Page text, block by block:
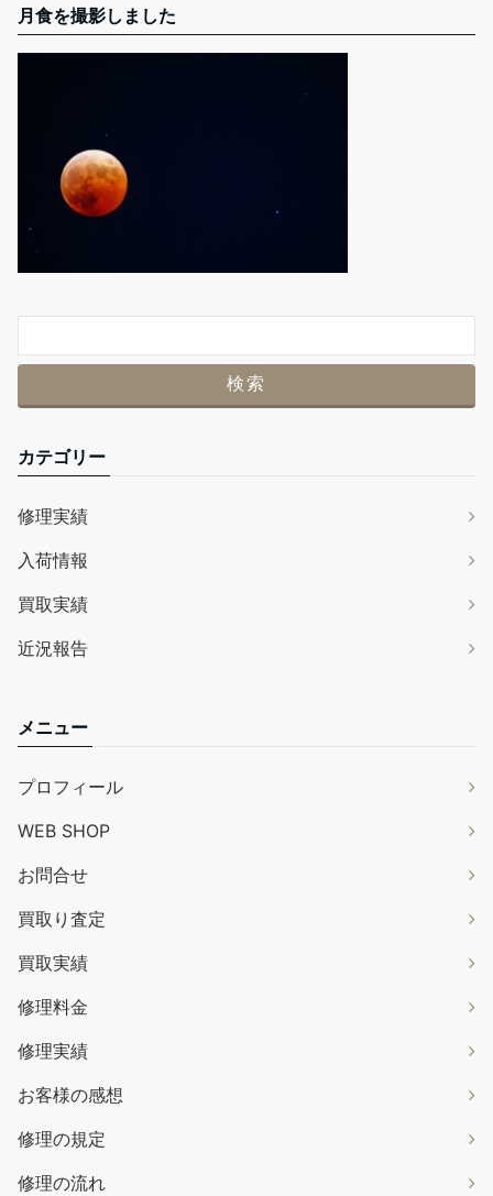
月食を撮影しました
カテゴリー
修理実績
入荷情報
買取実績
近況報告
メニュー
プロフィール
WEB SHOP
お問合せ
買取り査定
買取実績
修理料金
修理実績
お客様の感想
修理の規定
修理の流れ